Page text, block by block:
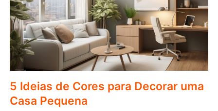
5 Ideias de Cores para Decorar uma
Casa Pequena